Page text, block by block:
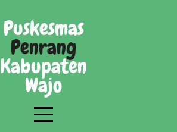
Puskesmas
Penrang
Kabupaten
Wajo